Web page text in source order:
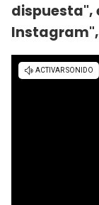
dispuesta",
Instagram",